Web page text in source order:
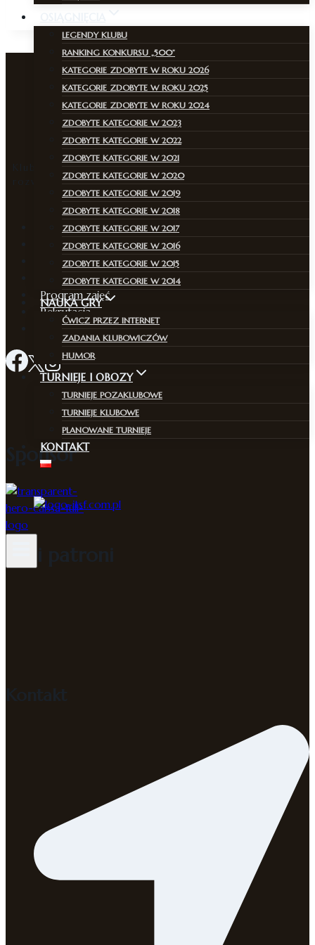
LEGENDY KLUBU
RANKING KONKURSU „500”
KATEGORIE ZDOBYTE W ROKU 2026
KATEGORIE ZDOBYTE W ROKU 2025
KATEGORIE ZDOBYTE W ROKU 2024
ZDOBYTE KATEGORIE W 2023
ZDOBYTE KATEGORIE W 2022
ZDOBYTE KATEGORIE W 2021
ZDOBYTE KATEGORIE W 2020
ZDOBYTE KATEGORIE W 2019
ZDOBYTE KATEGORIE W 2018
ZDOBYTE KATEGORIE W 2017
ZDOBYTE KATEGORIE W 2016
ZDOBYTE KATEGORIE W 2015
ZDOBYTE KATEGORIE W 2014
NAUKA GRY
ĆWICZ PRZEZ INTERNET
ZADANIA KLUBOWICZÓW
HUMOR
TURNIEJE I OBOZY
TURNIEJE POZAKLUBOWE
TURNIEJE KLUBOWE
PLANOWANE TURNIEJE
KONTAKT
Klub, w którym pasja do szachów łączy pokolenia i
rozwija strategiczne myślenie.
Aktualności
Zajęcia
O klubie
Kadra
Program zajęć
Rekrutacja
Kontakt
Sponsor